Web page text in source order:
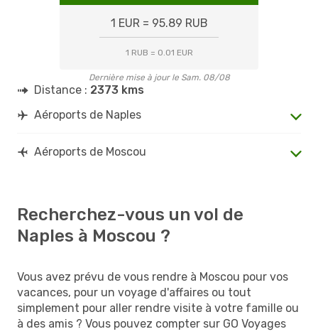
1 EUR = 95.89 RUB
1 RUB = 0.01 EUR
Dernière mise à jour le Sam. 08/08
Distance : 2373 kms
Aéroports de Naples
Aéroports de Moscou
Recherchez-vous un vol de
Naples à Moscou ?
Vous avez prévu de vous rendre à Moscou pour vos
vacances, pour un voyage d'affaires ou tout
simplement pour aller rendre visite à votre famille ou
à des amis ? Vous pouvez compter sur GO Voyages